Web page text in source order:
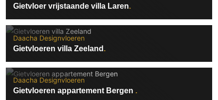
Gietvloer vrijstaande villa Laren
Daacha Designvloeren
Gietvloeren villa Zeeland
Daacha Designvloeren
Gietvloeren appartement Bergen